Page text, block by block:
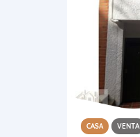
CASA VENTA